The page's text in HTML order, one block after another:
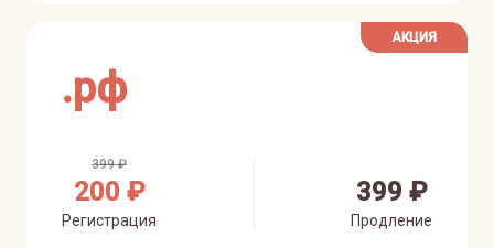
АКЦИЯ
.рф
399 ₽
200 ₽
Регистрация
399 ₽
Продление